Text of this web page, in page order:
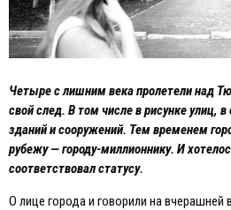
Четыре с лишним века пролетели над
свой след. В том числе в рисунке улиц,
зданий и сооружений. Тем временем
рубежу — городу-миллионнику. И
соответствовал статусу.
О лице города и говорили на вчерашней